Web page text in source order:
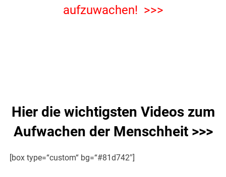
aufzuwachen! >>>
Hier die wichtigsten Videos zum
Aufwachen der Menschheit >>>
[box type=“custom“ bg=“#81d742″]